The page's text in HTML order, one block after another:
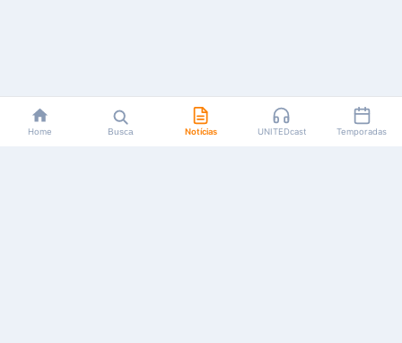
Home Busca Notícias UNITEDcast Temporadas